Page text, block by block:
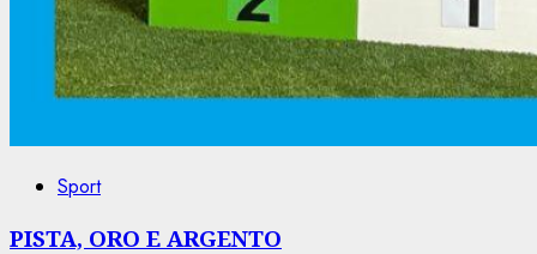
Sport
PISTA, ORO E ARGENTO